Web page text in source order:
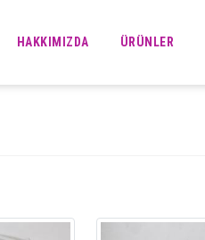
HAKKIMIZDA ÜRÜNLER